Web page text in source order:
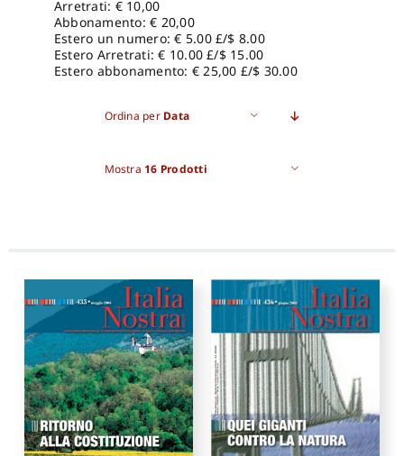
Arretrati: € 10,00
Abbonamento: € 20,00
Estero un numero: € 5.00 £/$ 8.00
Estero Arretrati: € 10.00 £/$ 15.00
Estero abbonamento: € 25,00 £/$ 30.00
Ordina per Data
Mostra 16 Prodotti